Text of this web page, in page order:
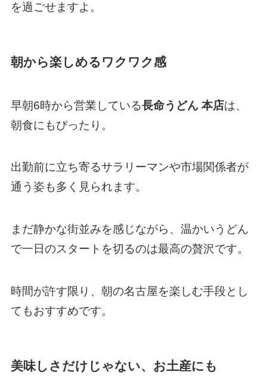
を過ごせますよ。
朝から楽しめるワクワク感
早朝6時から営業している長命うどん 本店は、
朝食にもぴったり。
出勤前に立ち寄るサラリーマンや市場関係者が
通う姿も多く見られます。
まだ静かな街並みを感じながら、温かいうどん
で一日のスタートを切るのは最高の贅沢です。
時間が許す限り、朝の名古屋を楽しむ手段とし
てもおすすめです。
美味しさだけじゃない、お土産にも